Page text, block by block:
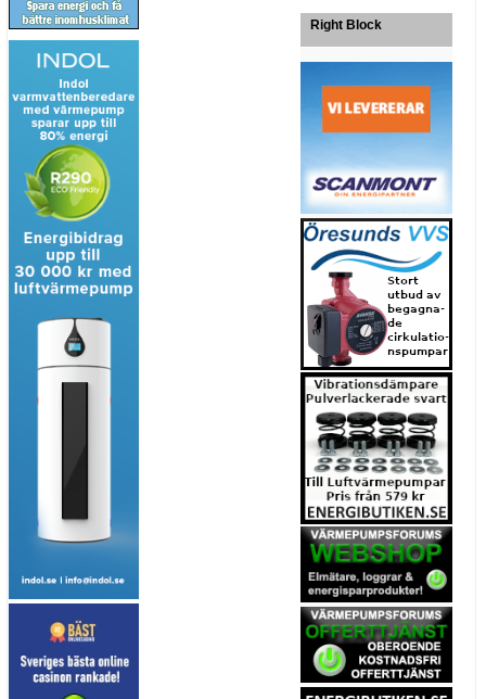
Right Block